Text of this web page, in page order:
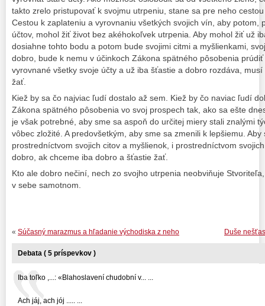
takto zrelo pristupovať k svojmu utrpeniu, stane sa pre neho
Cestou k zaplateniu a vyrovnaniu všetkých svojich vín, aby potom,
účtov, mohol žiť život bez akéhokoľvek utrpenia. Aby mohol žiť už
dosiahne tohto bodu a potom bude svojimi citmi a myšlienkami,
dobro, bude k nemu v účinkoch Zákona spätného pôsobenia
vyrovnané všetky svoje účty a už iba šťastie a dobro rozdáva,
žať.
Kiež by sa čo najviac ľudí dostalo až sem. Kiež by čo naviac ľudí
Zákona spätného pôsobenia vo svoj prospech tak, ako sa ešte
je však potrebné, aby sme sa aspoň do určitej miery stali znalými
vôbec zložité. A predovšetkým, aby sme sa zmenili k lepšiemu.
prostredníctvom svojich citov a myšlienok, i prostredníctvom
dobro, ak chceme iba dobro a šťastie žať.
Kto ale dobro nečiní, nech zo svojho utrpenia neobviňuje
v sebe samotnom.
Duše
« Súčasný marazmus a hľadanie východiska z neho
Debata ( 5 príspevkov )
Iba toľko ,...: «Blahoslavení chudobní v... ...
Ach jáj, ach jój ..... ...